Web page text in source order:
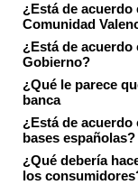
¿Está de
Comunidad
¿Está de
Gobierno?
¿Qué le parece
banca
¿Está de
bases españolas?
¿Qué debería
los